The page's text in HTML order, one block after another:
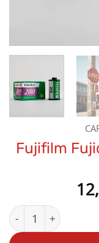
Fujifilm
Fujifilm Fujicolor